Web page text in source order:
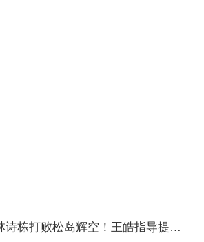
败松岛辉空！王皓指导提醒：盯住长球 日本男单团灭